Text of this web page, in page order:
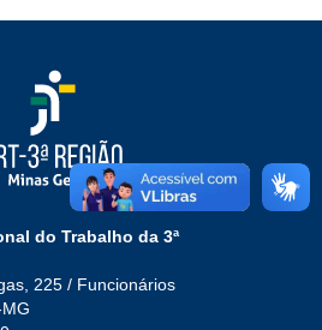
do Trabalho da 3ª
225 / Funcionários